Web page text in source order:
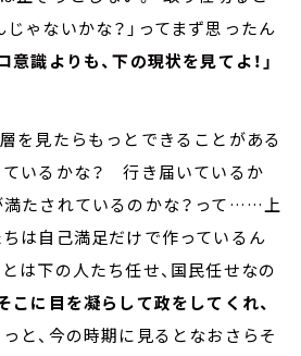
ゃないかな？」ってまず思ったん
意識よりも、下の現状を見てよ！」
を見たらもっとできることがある
いるかな？ 行き届いているか
たされているのかな？って……上
は自己満足だけで作っているん
は下の人たち任せ、国民任せなの
こに目を凝らして政をしてくれ、
と、今の時期に見るとなおさらそ